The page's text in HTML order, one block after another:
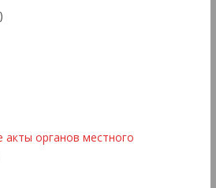
органов местного